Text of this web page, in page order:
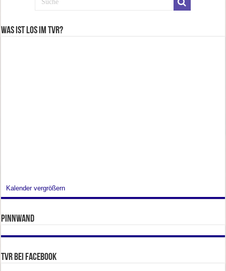
Was ist los im TVR?
Kalender vergrößern
Pinnwand
TVR bei facebook